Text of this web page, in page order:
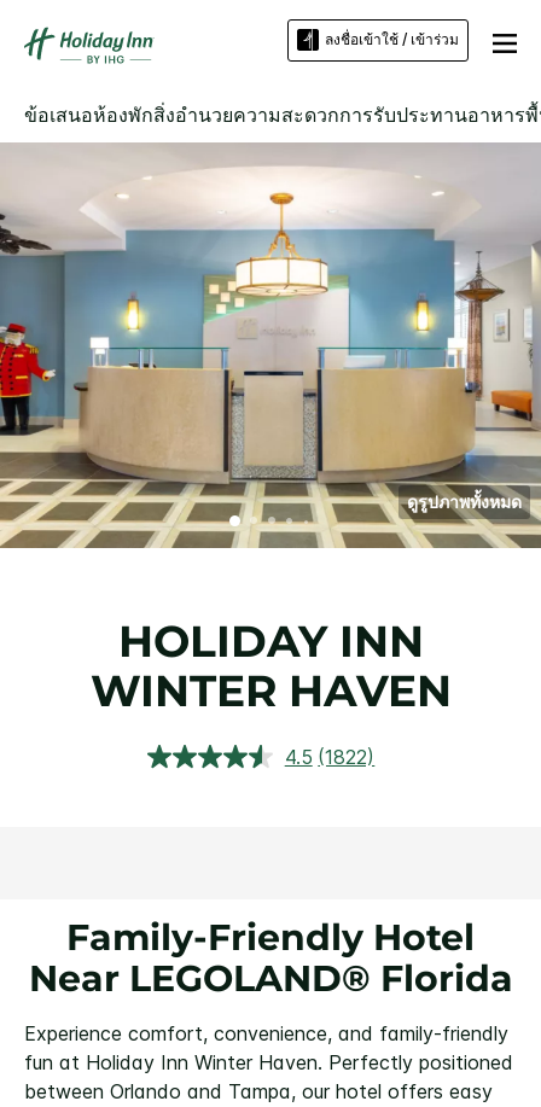
ลงชื่อเข้าใช้ / เข้าร่วม
ข้อเสนอห้องพักสิ่งอำนวยความสะดวกการรับประทานอาหาร
ดูรูปภาพทั้งหมด
HOLIDAY INN
WINTER HAVEN
4.5 อ่าน
(1822)
Family-Friendly Hotel
Near LEGOLAND® Florida
Experience comfort, convenience, and family-friendly
fun at Holiday Inn Winter Haven. Perfectly positioned
between Orlando and Tampa, our hotel offers easy